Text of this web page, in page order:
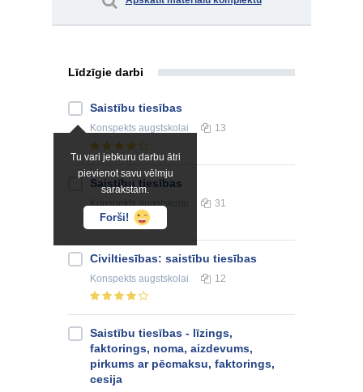
Līdzīgie darbi
Tu vari jebkuru darbu ātri
pievienot savu vēlmju
sarakstam.
Forši!
Saistību tiesības
Konspekts augstskolai 13
Saistību tiesības
Konspektsaugstskolai 31
Civiltiesības: saistību tiesības
Konspekts augstskolai 12
Saistību tiesības - līzings,
faktorings, noma, aizdevums,
pirkums ar pēcmaksu, faktorings,
cesija